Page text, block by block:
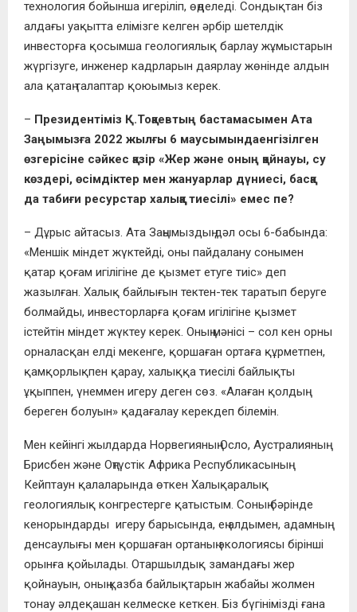
технология бойынша игеріліп, өңделеді. Сондықтан біз
алдағы уақытта елімізге келген әрбір шетелдік
инвесторға қосымша геологиялық барлау жұмыстарын
жүргізуге, инженер кадрларын даярлау жөнінде алдын
ала қатаң талаптар қоюымыз керек.
– Президентіміз Қ.Тоқаевтың бастамасымен Ата
Заңымызға 2022 жылғы 6 маусымындаенгізілген
өзгерісіне сәйкес қазір «Жер және оның қойнауы, су
көздері, өсімдіктер мен жануарлар дүниесі, басқа
да табиғи ресурстар халыққа тиесілі» емес пе?
– Дұрыс айтасыз. Ата Заңымыздың дәл осы 6-бабында:
«Меншік міндет жүктейді, оны пайдалану сонымен
қатар қоғам игілігіне де қызмет етуге тиіс» деп
жазылған. Халық байлығын тектен-тек таратып беруге
болмайды, инвесторларға қоғам игілігіне қызмет
істейтін міндет жүктеу керек. Оның мәнісі – сол кен орны
орналасқан елді мекенге, қоршаған ортаға құрметпен,
қамқорлықпен қарау, халыққа тиесілі байлықты
ұқыппен, үнеммен игеру деген сөз. «Алаған қолдың
береген болуын» қадағалау керекдеп білемін.
Мен кейінгі жылдарда Норвегияның Осло, Аустралияның
Брисбен және Оңтүстік Африка Республикасының
Кейптаун қалаларында өткен Халықаралық
геологиялық конгрестерге қатыстым. Соның бәрінде
кенорындарды игеру барысында, ең алдымен, адамның
денсаулығы мен қоршаған ортаның экологиясы бірінші
орынға қойылады. Отаршылдық замандағы жер
қойнауын, оның қазба байлықтарын жабайы жолмен
тонау әлдеқашан келмеске кеткен. Біз бүгінімізді ғана